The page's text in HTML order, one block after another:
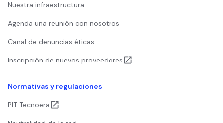
Nuestra infraestructura
Agenda una reunión con nosotros
Canal de denuncias éticas
Inscripción de nuevos proveedores
Normativas y regulaciones
PIT Tecnoera